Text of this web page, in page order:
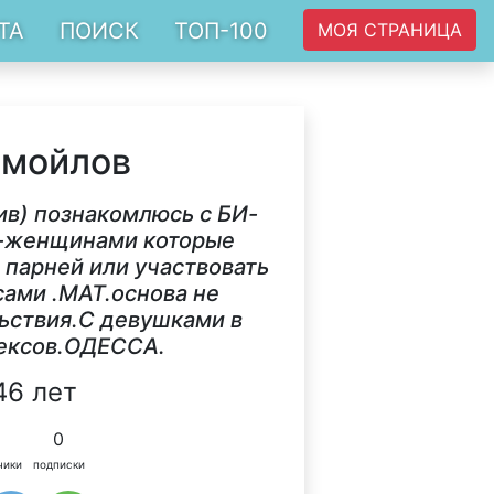
ПОИСК ТОП-100 МОЯ СТРАНИЦА
познакомлюсь с БИ-
которые
или участвовать
.МАТ.основа не
девушками в
лет
0
подписки